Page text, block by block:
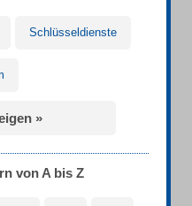
Schlüsseldienste
»
von A bis Z